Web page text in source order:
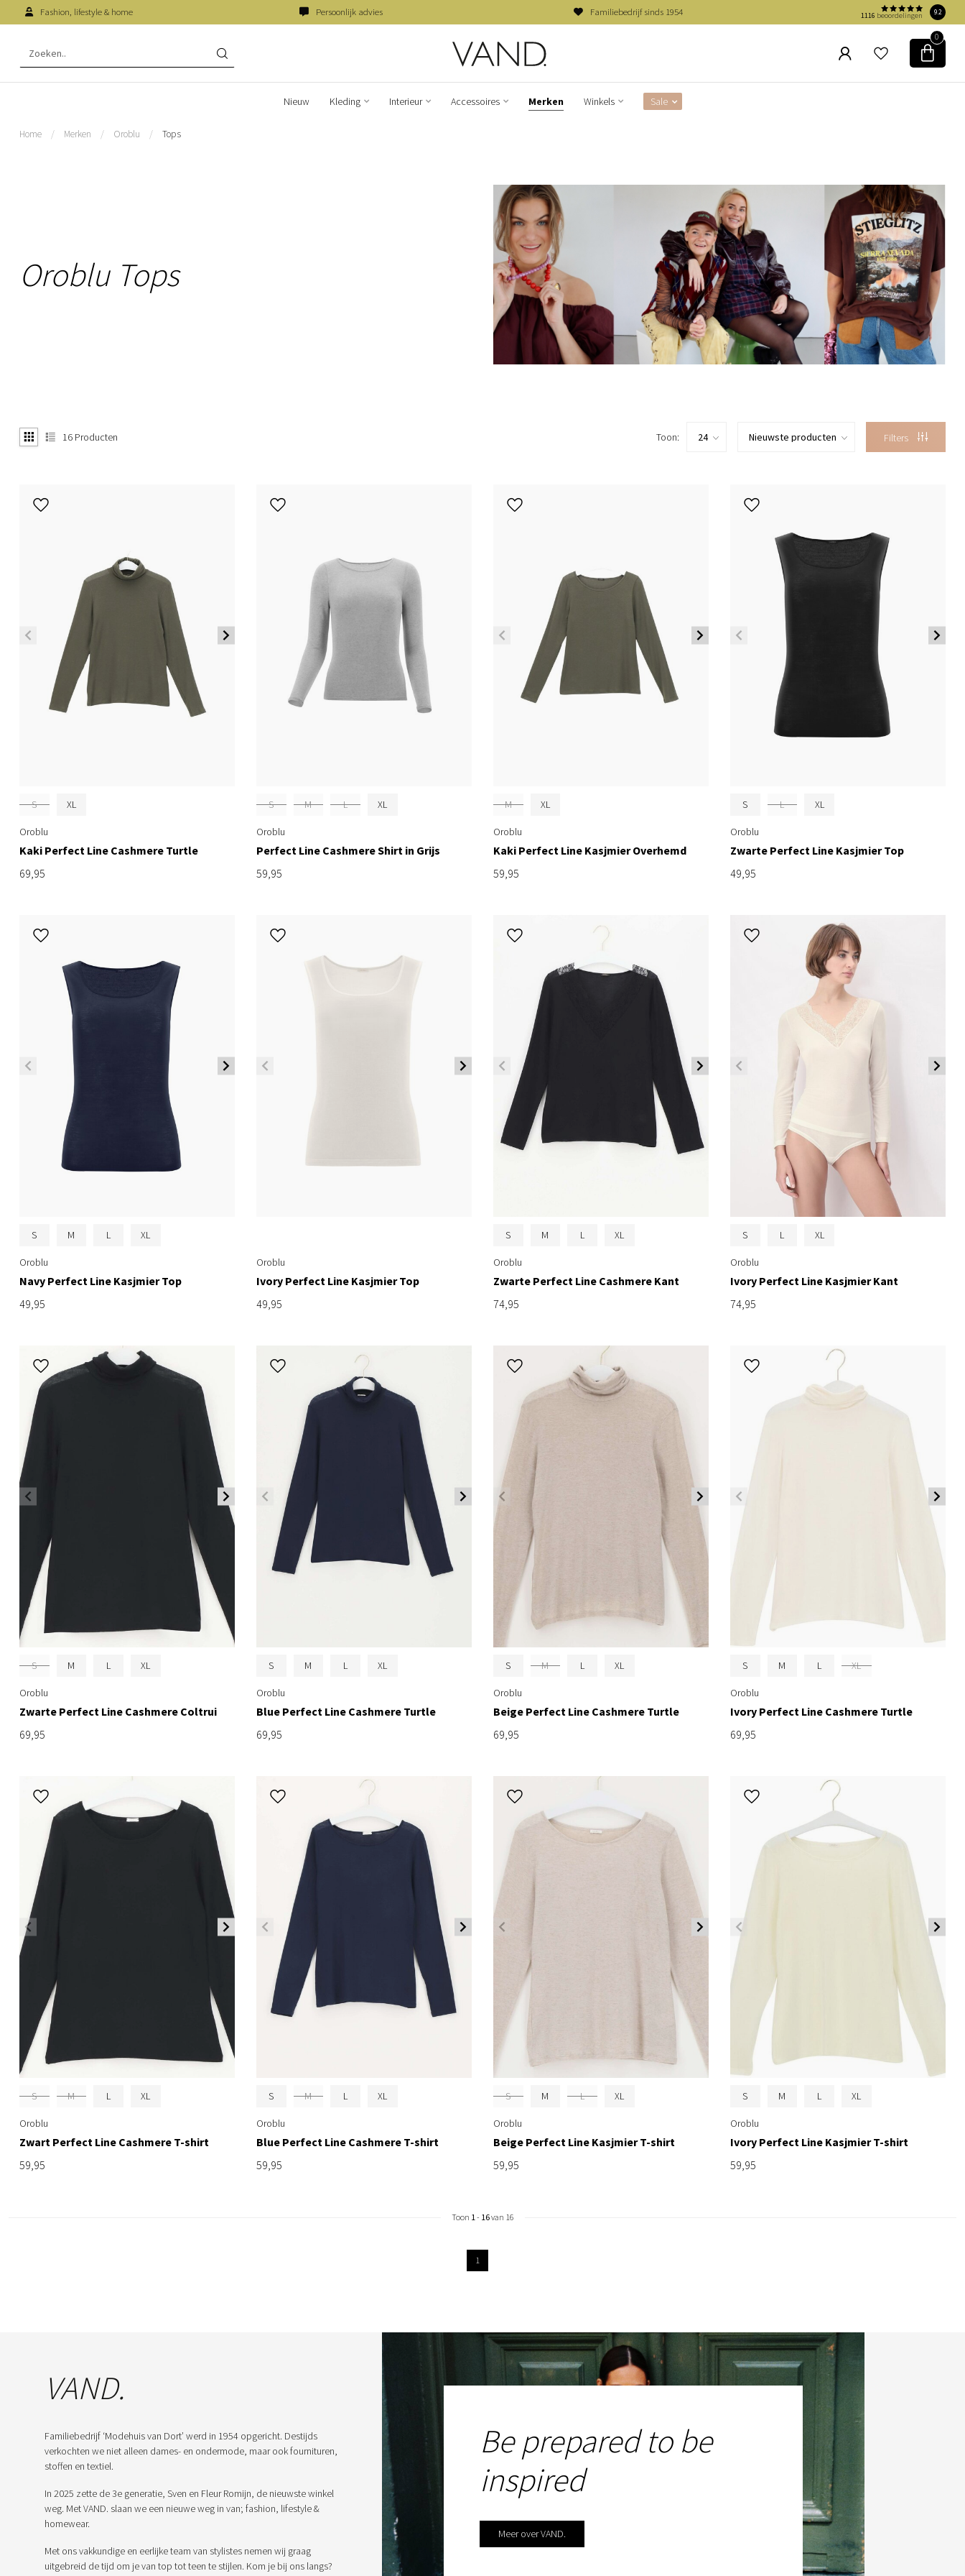
Fashion, lifestyle & home Persoonlijk advies Familiebedrijf sinds 1954 1116 beoordelingen 9.2
0
Nieuw Kleding Interieur Accessoires Merken Winkels Sale
Home / Merken / Oroblu / Tops
Oroblu Tops
16 Producten Toon: Filters
S XL
Oroblu
Kaki Perfect Line Cashmere Turtle
69,95
S M L XL
Oroblu
Perfect Line Cashmere Shirt in Grijs
59,95
M XL
Oroblu
Kaki Perfect Line Kasjmier Overhemd
59,95
S L XL
Oroblu
Zwarte Perfect Line Kasjmier Top
49,95
S M L XL
Oroblu
Navy Perfect Line Kasjmier Top
49,95
Oroblu
Ivory Perfect Line Kasjmier Top
49,95
S M L XL
Oroblu
Zwarte Perfect Line Cashmere Kant
74,95
S L XL
Oroblu
Ivory Perfect Line Kasjmier Kant
74,95
S M L XL
Oroblu
Zwarte Perfect Line Cashmere Coltrui
69,95
S M L XL
Oroblu
Blue Perfect Line Cashmere Turtle
69,95
S M L XL
Oroblu
Beige Perfect Line Cashmere Turtle
69,95
S M L XL
Oroblu
Ivory Perfect Line Cashmere Turtle
69,95
S M L XL
Oroblu
Zwart Perfect Line Cashmere T-shirt
59,95
S M L XL
Oroblu
Blue Perfect Line Cashmere T-shirt
59,95
S M L XL
Oroblu
Beige Perfect Line Kasjmier T-shirt
59,95
S M L XL
Oroblu
Ivory Perfect Line Kasjmier T-shirt
59,95
Toon 1- 16van 16
1
VAND.
Familiebedrijf ‘Modehuis van Dort’ werd in 1954 opgericht. Destijds
verkochten we niet alleen dames- en ondermode, maar ook fournituren,
stoffen en textiel.
In 2025 zette de 3e generatie, Sven en Fleur Romijn, de nieuwste winkel
weg. Met VAND. slaan we een nieuwe weg in van; fashion, lifestyle &
homewear.
Met ons vakkundige en eerlijke team van stylistes nemen wij graag
uitgebreid de tijd om je van top tot teen te stijlen. Kom je bij ons langs?
Be prepared to be
inspired
Meer over VAND.